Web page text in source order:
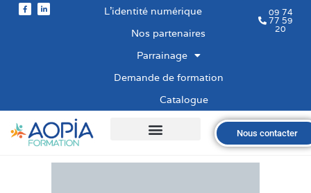
L’identité numérique
Nos partenaires
Parrainage
Demande de formation
Catalogue
09 74
77 59
20
Nous contacter